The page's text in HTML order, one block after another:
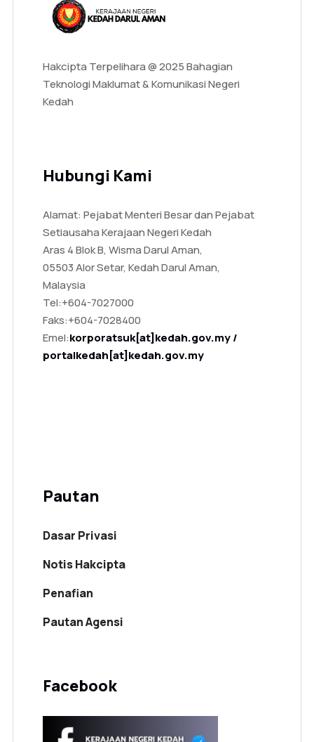
Hakcipta Terpelihara @ 2025 Bahagian
Teknologi Maklumat & Komunikasi Negeri
Kedah
Hubungi Kami
Alamat: Pejabat Menteri Besar dan Pejabat
Setiausaha Kerajaan Negeri Kedah
Aras 4 Blok B, Wisma Darul Aman,
05503 Alor Setar, Kedah Darul Aman,
Malaysia
Tel:+604-7027000
Faks:+604-7028400
Emel:korporatsuk[at]kedah.gov.my /
portalkedah[at]kedah.gov.my
Pautan
Dasar Privasi
Notis Hakcipta
Penafian
Pautan Agensi
Facebook